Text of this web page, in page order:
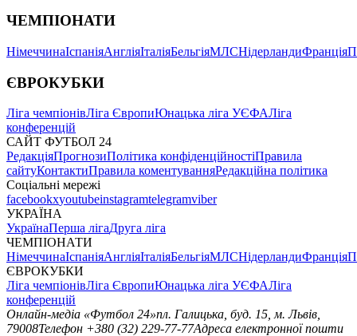
ЧЕМПІОНАТИ
НімеччинаІспаніяАнгліяІталіяБельгіяМЛСНідерландиФранція
ЄВРОКУБКИ
Ліга чемпіонівЛіга ЄвропиЮнацька ліга УЄФАЛіга
конференцій
САЙТ ФУТБОЛ 24
РедакціяПрогнозиПолітика конфіденційностіПравила
сайтуКонтактиПравила коментуванняРедакційна політика
Соціальні мережі
facebookxyoutubeinstagramtelegramviber
УКРАЇНА
УкраїнаПерша лігаДруга ліга
ЧЕМПІОНАТИ
НімеччинаІспаніяАнгліяІталіяБельгіяМЛСНідерландиФранція
ЄВРОКУБКИ
Ліга чемпіонівЛіга ЄвропиЮнацька ліга УЄФАЛіга
конференцій
Онлайн-медіа «Футбол 24»пл. Галицька, буд. 15, м. Львів,
79008Телефон +380 (32) 229-77-77Адреса електронної пошти